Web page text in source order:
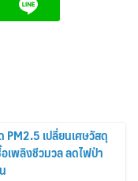
เปลี่ยนเศษวัสดุ
เพลิงชีวมวล ลดไฟป่า